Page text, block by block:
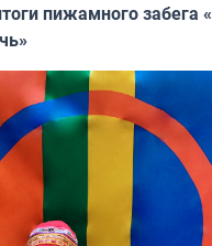
пижамного забега